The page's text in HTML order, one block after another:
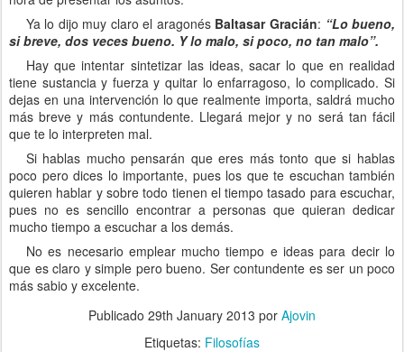
Ya lo dijo muy claro el aragonés Baltasar Gracián: “Lo bueno,
si breve, dos veces bueno. Y lo malo, si poco, no tan malo”.
Hay que intentar sintetizar las ideas, sacar lo que en realidad
tiene sustancia y fuerza y quitar lo enfarragoso, lo complicado. Si
dejas en una intervención lo que realmente importa, saldrá mucho
más breve y más contundente. Llegará mejor y no será tan fácil
que te lo interpreten mal.
Si hablas mucho pensarán que eres más tonto que si hablas
poco pero dices lo importante, pues los que te escuchan también
quieren hablar y sobre todo tienen el tiempo tasado para escuchar,
pues no es sencillo encontrar a personas que quieran dedicar
mucho tiempo a escuchar a los demás.
No es necesario emplear mucho tiempo e ideas para decir lo
que es claro y simple pero bueno. Ser contundente es ser un poco
más sabio y excelente.
Publicado 29th January 2013 por Ajovin
Etiquetas: Filosofías